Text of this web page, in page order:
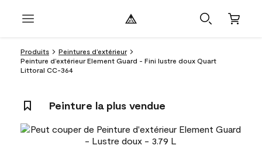
Produits
Peintures d’extérieur
Peinture d’extérieur Element Guard - Fini lustre doux Quart
Littoral CC-364
Peinture la plus vendue